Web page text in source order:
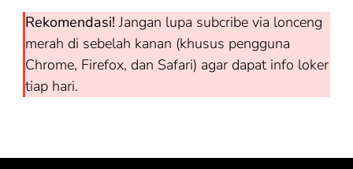
Rekomendasi! Jangan lupa subcribe via lonceng
merah di sebelah kanan (khusus pengguna
Chrome, Firefox, dan Safari) agar dapat info loker
tiap hari.